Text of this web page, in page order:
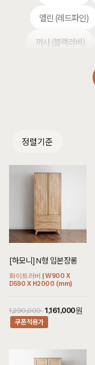
엘린 (레드파인)
까사 (블랙러버)
정렬기준
[하모니] N형 입본장롱
화이트러버 | W900 X
D590 X H2000 (mm)
1,290,000 1,161,000원
쿠폰적용가